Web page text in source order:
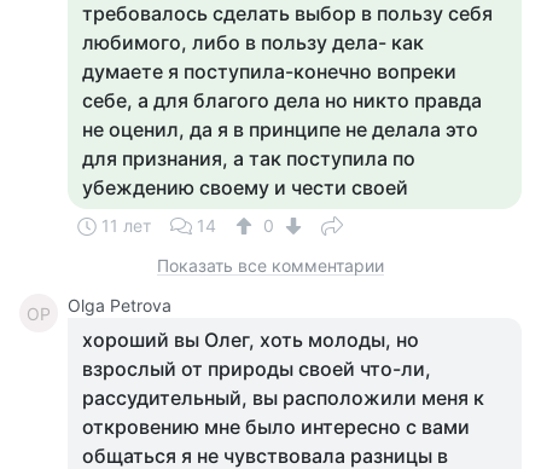
требовалось сделать выбор в пользу себя
любимого, либо в пользу дела- как
думаете я поступила-конечно вопреки
себе, а для благого дела но никто правда
не оценил, да я в принципе не делала это
для признания, а так поступила по
убеждению своему и чести своей
11 лет 14
0
Показать все комментарии
OP Olga Petrova
хороший вы Олег, хоть молоды, но
взрослый от природы своей что-ли,
рассудительный, вы расположили меня к
откровению мне было интересно с вами
общаться я не чувствовала разницы в